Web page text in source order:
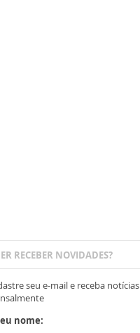
RECEBER NOVIDADES?
seu e-mail e receba notícias
nome: